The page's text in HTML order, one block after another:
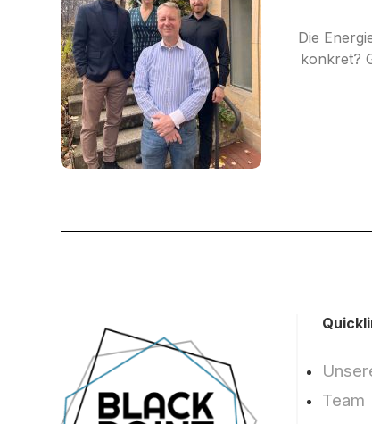
Die
konkret?
Team